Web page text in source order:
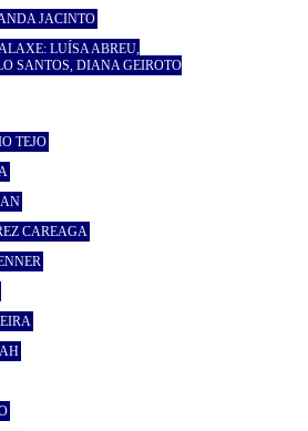
JACINTO
LUÍSA ABREU,
SANTOS, DIANA GEIROTO
TEJO
CAREAGA